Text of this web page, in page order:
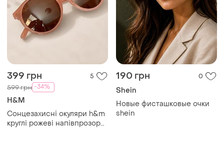
399 грн 5
599 грн -34%
H&M
Сонцезахисні окуляри h&m
круглі рожеві напівпрозора
190 грн 0
Shein
Новые фисташковые очки
shein